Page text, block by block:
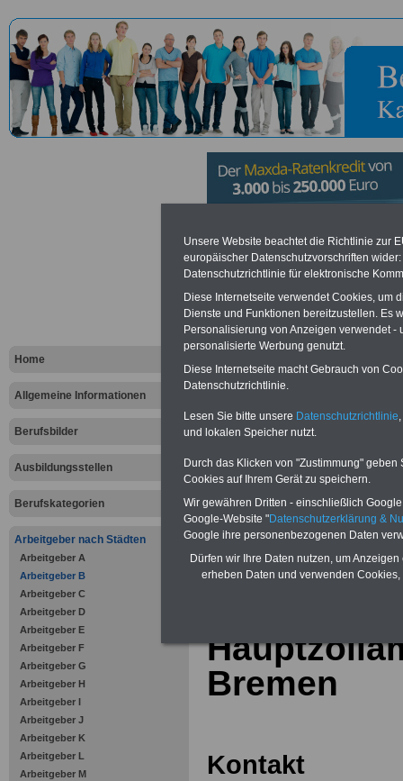
Home
Allgemeine Informationen
Berufsbilder
Ausbildungsstellen
Berufskategorien
Arbeitgeber nach Städten
Arbeitgeber A
Arbeitgeber B
Arbeitgeber C
Arbeitgeber D
Arbeitgeber E
Arbeitgeber F
Arbeitgeber G
Arbeitgeber H
Arbeitgeber I
Arbeitgeber J
Arbeitgeber K
Arbeitgeber L
Arbeitgeber M
Bremen
Vorteile für den öffentlichen
Vergleichen und sparen
Bausparen schon ab 16 Jahren
Berufsunfähigkeitsabsicherung
Online-Vergleich Gesetzliche
Krankenkassen
Krankenversicherung
zurück zur
Bremen
Kontakt
Unsere Website beachtet die Richtlinie zur
europäischer Datenschutzvorschriften
Datenschutzrichtlinie für elektronische
Diese Internetseite verwendet Cookies, um
Dienste und Funktionen bereitzustellen. Es
Personalisierung von Anzeigen verwendet
personalisierte Werbung genutzt.
Diese Internetseite macht Gebrauch von
Datenschutzrichtlinie.
Lesen Sie bitte unsere Datenschutzrichtlinie
und lokalen Speicher nutzt.
Durch das Klicken von "Zustimmung"
Cookies auf Ihrem Gerät zu speichern.
Wir gewähren Dritten - einschließlich
Google-Website "Datenschutzerklärung &
Google ihre personenbezogenen Daten
Dürfen wir Ihre Daten nutzen, um
erheben Daten und verwenden